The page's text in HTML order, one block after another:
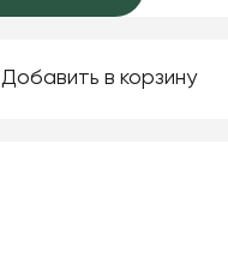
Добавить в корзину